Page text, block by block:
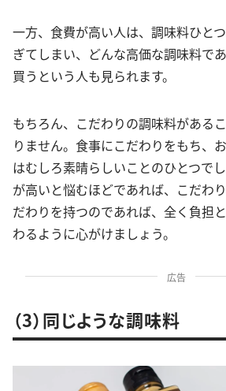
一方、食費が高い人は、調味料ひと
ぎてしまい、どんな高価な調味料で
買うという人も見られます。
もちろん、こだわりの調味料がある
りません。食事にこだわりをもち、
はむしろ素晴らしいことのひとつで
が高いと悩むほどであれば、こだわ
だわりを持つのであれば、全く負担
わるように心がけましょう。
広告
（3）同じような調味料